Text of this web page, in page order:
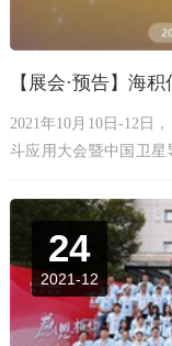
2021年10月10日-12日
斗应用大会暨中国卫
邀您百忙之中拨冗出席
24
2021-12